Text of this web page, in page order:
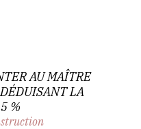
AU MAÎTRE
LA
%